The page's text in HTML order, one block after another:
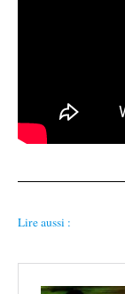
Lire aussi :